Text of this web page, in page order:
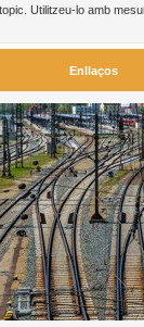
Utilitzeu-lo amb
Enllaços